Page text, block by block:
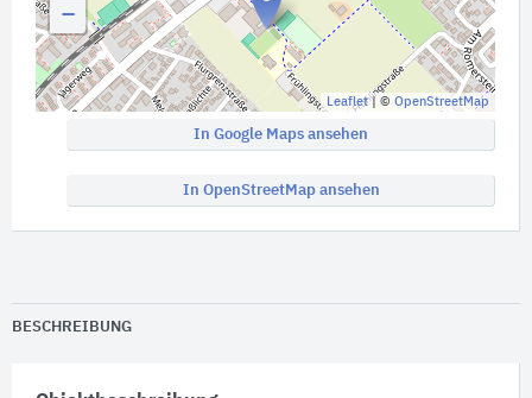
−
Leaflet| © OpenStreetMap
In Google Maps ansehen
In OpenStreetMap ansehen
BESCHREIBUNG